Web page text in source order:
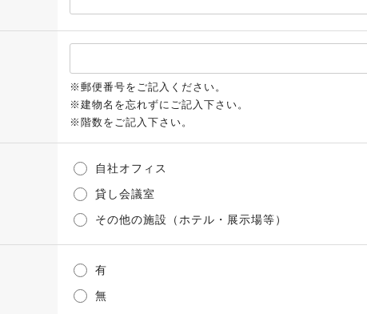
※郵便番号をご記入ください。
※建物名を忘れずにご記入下さい。
※階数をご記入下さい。
自社オフィス
貸し会議室
その他の施設（ホテル・展示場等）
有
無